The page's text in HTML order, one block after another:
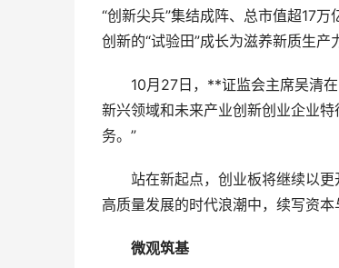
“创新尖兵”集结成阵、总市值超17
创新的“试验田”成长为滋养新质生产
10月27日，**证监会主席吴清在
新兴领域和未来产业创新创业企业
务。”
站在新起点，创业板将继续以更
高质量发展的时代浪潮中，续写资本
微观筑基